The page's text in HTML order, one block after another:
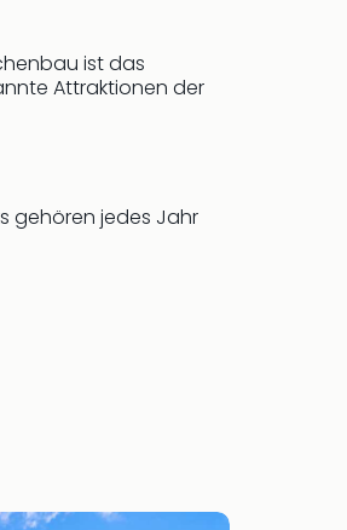
ist das
Attraktionen der
gehören jedes Jahr